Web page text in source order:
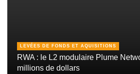
LEVÉES DE FONDS ET AQUISITIONS
RWA : le L2 modulaire Plume
millions de dollars